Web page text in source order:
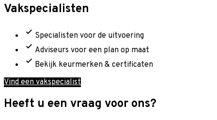
Vakspecialisten
Specialisten voor de uitvoering
Adviseurs voor een plan op maat
Bekijk keurmerken & certificaten
Vind een vakspecialist
Heeft u een vraag voor ons?